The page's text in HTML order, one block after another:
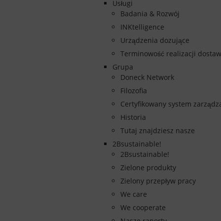
Usługi
Badania & Rozwój
INKtelligence
Urządzenia dozujące
Terminowość realizacji dostaw
Grupa
Doneck Network
Filozofia
Certyfikowany system
Historia
Tutaj znajdziesz nasze
2Bsustainable!
2Bsustainable!
Zielone produkty
Zielony przepływ pracy
We care
We cooperate